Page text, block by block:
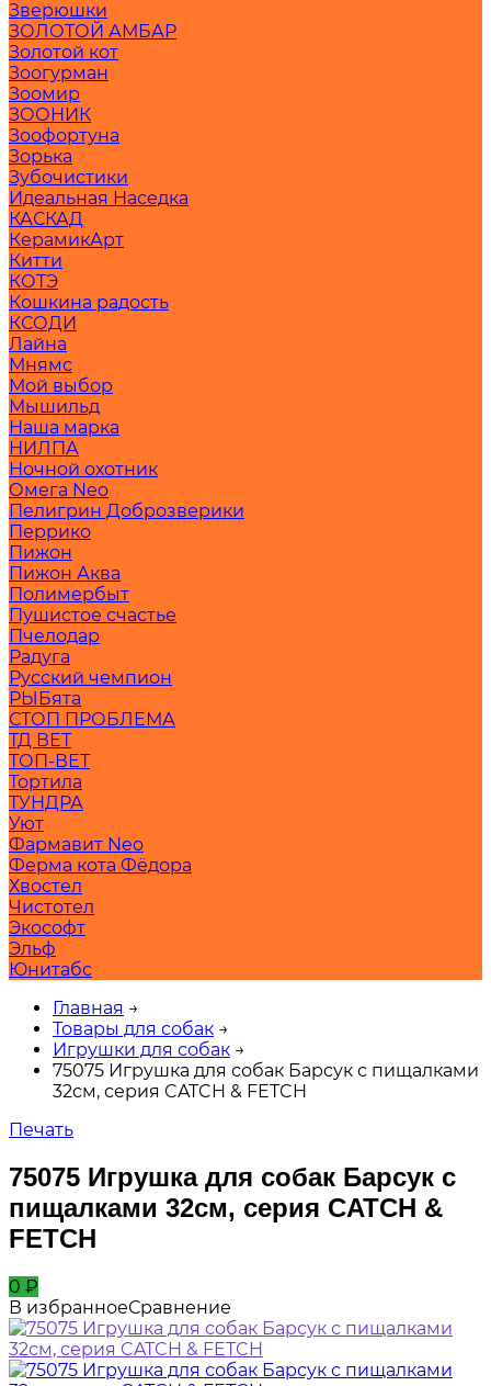
Зверюшки
ЗОЛОТОЙ АМБАР
Золотой кот
Зоогурман
Зоомир
ЗООНИК
Зоофортуна
Зорька
Зубочистики
Идеальная Наседка
КАСКАД
КерамикАрт
Китти
КОТЭ
Кошкина радость
КСОДИ
Лайна
Мнямс
Мой выбор
Мышильд
Наша марка
НИЛПА
Ночной охотник
Омега Neo
Пелигрин Доброзверики
Перрико
Пижон
Пижон Аква
Полимербыт
Пушистое счастье
Пчелодар
Радуга
Русский чемпион
РЫБята
СТОП ПРОБЛЕМА
ТД ВЕТ
ТОП-ВЕТ
Тортила
ТУНДРА
Уют
Фармавит Neo
Ферма кота Фёдора
Хвостел
Чистотел
Экософт
Эльф
Юнитабс
Главная →
Товары для собак →
Игрушки для собак →
75075 Игрушка для собак Барсук с пищалками
32см, серия CATCH & FETCH
Печать
75075 Игрушка для собак Барсук с
пищалками 32см, серия CATCH &
FETCH
0 ₽
В избранноеСравнение